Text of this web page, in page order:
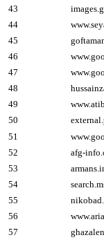
43
44
45
46
47
48
49
50
51
52
afg-
53
54
55
56
57